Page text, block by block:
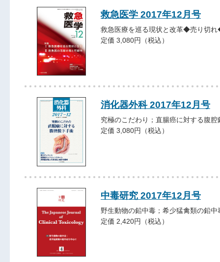
救急医学 2017年12月号
救急医療を巡る現状と改革◆売り切
定価 3,080円（税込）
消化器外科 2017年12月号
究極のこだわり；直腸癌に対する腹
定価 3,080円（税込）
中毒研究 2017年12月号
野生動物の鉛中毒；希少猛禽類の鉛中
定価 2,420円（税込）